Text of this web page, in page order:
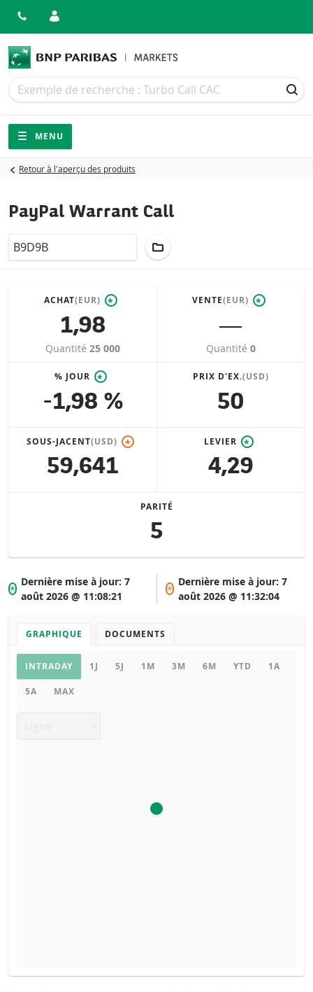
Recherche
Recherche
Navigation
Navigation sur le site
MENU
Retour à l'aperçu des produits
PayPal Warrant Call
LocalCode
ACHAT(EUR) *
1,98
Quantité 25 000
VENTE(EUR) *
―
Quantité 0
% JOUR *
-1,98 %
PRIX D'EX.(USD)
50
SOUS-JACENT(USD) *
59,641
LEVIER *
4,29
PARITÉ
5
*
Dernière mise à jour:7
août 2026 @ 11:08:21
*
Dernière mise à jour: 7
août 2026 @ 11:32:04
GRAPHIQUE DOCUMENTS
Graphique
INTRADAY 1J 5J 1M 3M 6M YTD 1A
5A MAX
PROSPECTUS DE BASE